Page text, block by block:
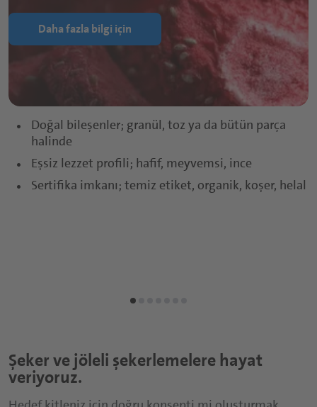
Daha fazla bilgi için
Doğal bileşenler; granül, toz ya da bütün parça
halinde
Eşsiz lezzet profili; hafif, meyvemsi, ince
Sertifika imkanı; temiz etiket, organik, koşer, helal
Şeker ve jöleli şekerlemelere hayat
veriyoruz.